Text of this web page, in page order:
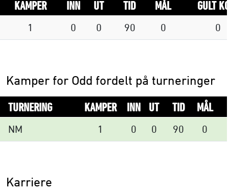
KAMPER INN UT TID MÅL GULT
1 0 0 90 0 0
Kamper for Odd fordelt på turneringer
TURNERING KAMPER INN UT TID MÅL
NM 1 0 0 90 0
Karriere